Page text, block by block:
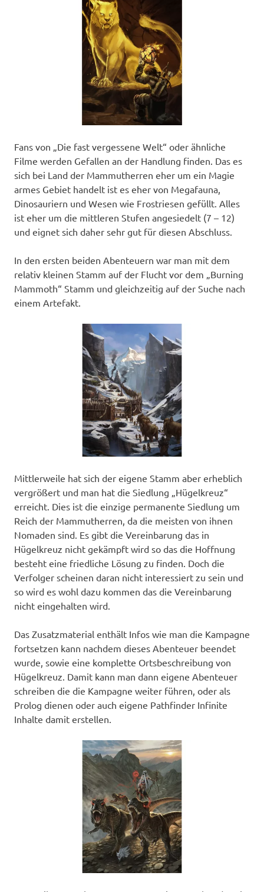
Fans von „Die fast vergessene Welt“ oder ähnliche
Filme werden Gefallen an der Handlung finden. Das es
sich bei Land der Mammutherren eher um ein Magie
armes Gebiet handelt ist es eher von Megafauna,
Dinosauriern und Wesen wie Frostriesen gefüllt. Alles
ist eher um die mittleren Stufen angesiedelt (7 – 12)
und eignet sich daher sehr gut für diesen Abschluss.
In den ersten beiden Abenteuern war man mit dem
relativ kleinen Stamm auf der Flucht vor dem „Burning
Mammoth“ Stamm und gleichzeitig auf der Suche nach
einem Artefakt.
Mittlerweile hat sich der eigene Stamm aber erheblich
vergrößert und man hat die Siedlung „Hügelkreuz“
erreicht. Dies ist die einzige permanente Siedlung um
Reich der Mammutherren, da die meisten von ihnen
Nomaden sind. Es gibt die Vereinbarung das in
Hügelkreuz nicht gekämpft wird so das die Hoffnung
besteht eine friedliche Lösung zu finden. Doch die
Verfolger scheinen daran nicht interessiert zu sein und
so wird es wohl dazu kommen das die Vereinbarung
nicht eingehalten wird.
Das Zusatzmaterial enthält Infos wie man die Kampagne
fortsetzen kann nachdem dieses Abenteuer beendet
wurde, sowie eine komplette Ortsbeschreibung von
Hügelkreuz. Damit kann man dann eigene Abenteuer
schreiben die die Kampagne weiter führen, oder als
Prolog dienen oder auch eigene Pathfinder Infinite
Inhalte damit erstellen.